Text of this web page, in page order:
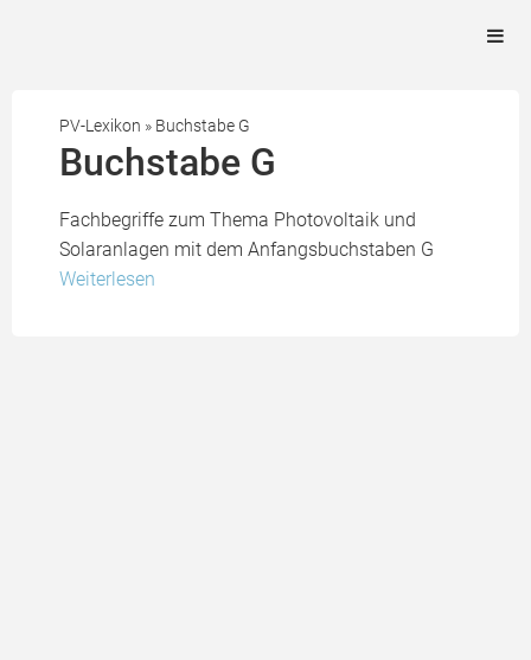
PV-Lexikon » Buchstabe G
Buchstabe G
Fachbegriffe zum Thema Photovoltaik und
Solaranlagen mit dem Anfangsbuchstaben G
Weiterlesen